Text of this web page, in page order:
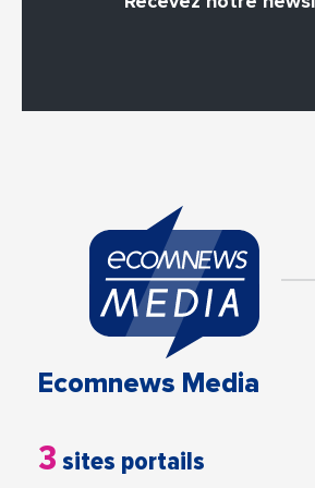
Ecomnews Media
3 sites portails